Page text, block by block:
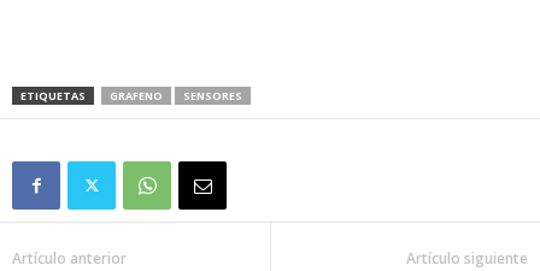
ETIQUETAS GRAFENO SENSORES
Artículo anterior Artículo siguiente